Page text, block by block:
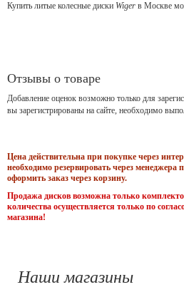
Купить литые колесные диски Wiger в Москве
Отзывы о товаре
Добавление оценок возможно только для
вы зарегистрированы на сайте, необходимо
Цена действительна при покупке через
необходимо резервировать через менеджера
оформить заказ через корзину.
Продажа дисков возможна только
количества осуществляется только по
магазина!
Наши магазины